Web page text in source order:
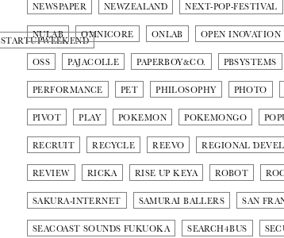
NEWSPAPER NEWZEALAND NEXT-POP-FESTIVAL
NULAB OMNICORE ONLAB OPEN INOVATION
OSS PAJACOLLE PAPERBOY&CO. PBSYSTEMS
PERFORMANCE PET PHILOSOPHY PHOTO
PIVOT PLAY POKEMON POKEMONGO
RECRUIT RECYCLE REEVO REGIONAL
REVIEW RICKA RISE UP KEYA ROBOT
SAKURA-INTERNET SAMURAI BALLERS SAN
SEACOAST SOUNDS FUKUOKA SEARCH4BUS
STARTUPWEEKEND